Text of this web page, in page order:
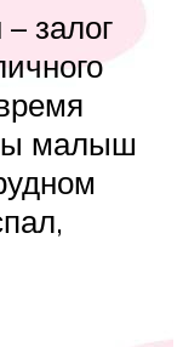
залог
малыш